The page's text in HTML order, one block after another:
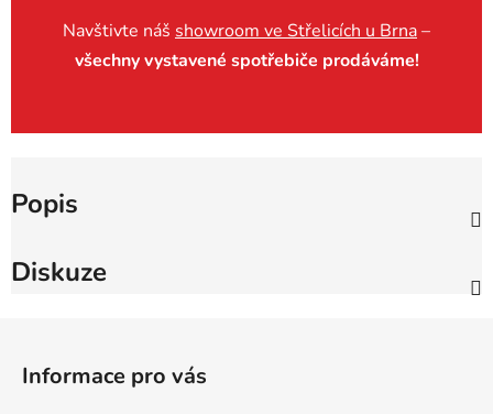
Navštivte náš showroom ve Střelicích u Brna–
všechny vystavené spotřebiče prodáváme!
Popis
Diskuze
Informace pro vás